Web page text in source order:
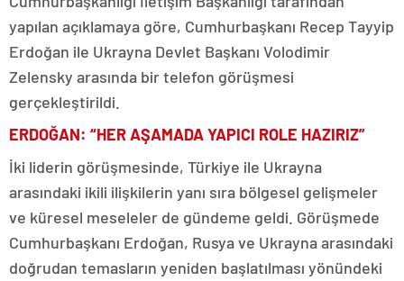
yapılan açıklamaya göre, Cumhurbaşkanı Recep Tayyip
Erdoğan ile Ukrayna Devlet Başkanı Volodimir
Zelensky arasında bir telefon görüşmesi
gerçekleştirildi.
ERDOĞAN: “HER AŞAMADA YAPICI ROLE HAZIRIZ”
İki liderin görüşmesinde, Türkiye ile Ukrayna
arasındaki ikili ilişkilerin yanı sıra bölgesel gelişmeler
ve küresel meseleler de gündeme geldi. Görüşmede
Cumhurbaşkanı Erdoğan, Rusya ve Ukrayna arasındaki
doğrudan temasların yeniden başlatılması yönündeki